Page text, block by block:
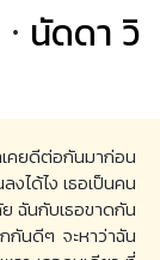
นัดดา วิ
เคยดีต่อกันมาก่อน
งได้ไง เธอเป็นคน
ฉันกับเธอขาดกัน
กันดีๆ จะหาว่าฉัน